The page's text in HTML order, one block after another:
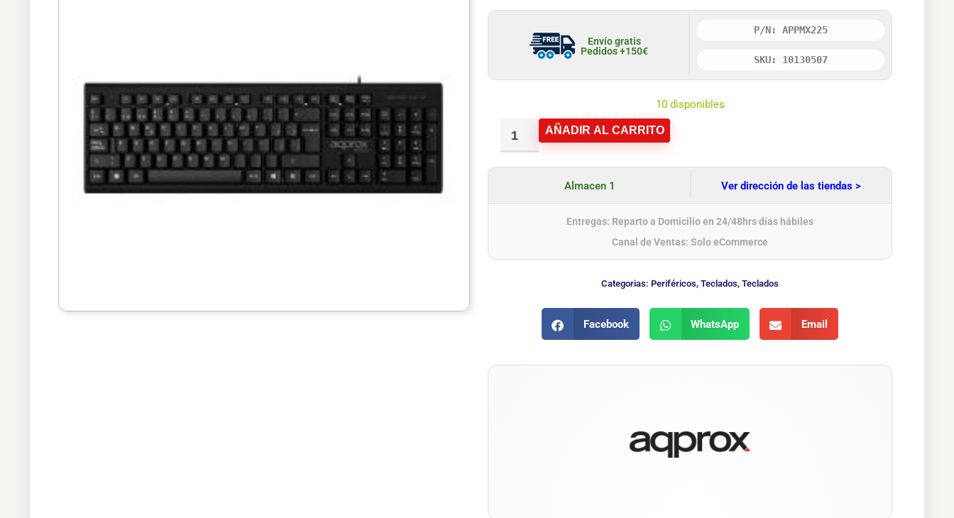
Envío gratis
Pedidos +150€
P/N: APPMX225
SKU: 10130507
10 disponibles
AÑADIR AL CARRITO
Almacen 1 Ver dirección de las tiendas >
Entregas: Reparto a Domicilio en 24/48hrs días hábiles
Canal de Ventas: Solo eCommerce
Categorias: Periféricos, Teclados, Teclados
Facebook WhatsApp Email